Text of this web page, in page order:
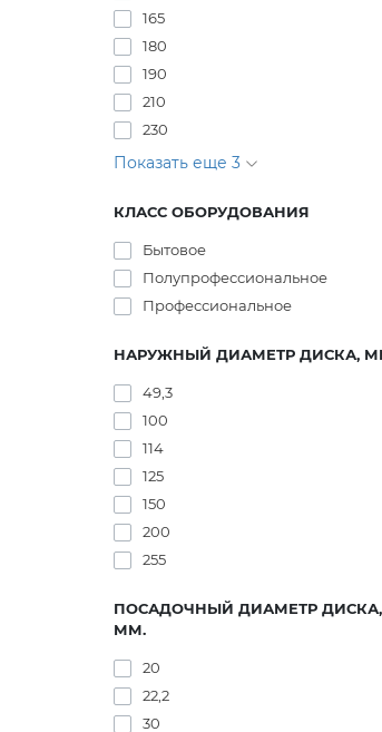
165
180
190
210
230
Показать еще 3
КЛАСС ОБОРУДОВАНИЯ
Бытовое
Полупрофессиональное
Профессиональное
НАРУЖНЫЙ ДИАМЕТР ДИСКА,
49,3
100
114
125
150
200
255
ПОСАДОЧНЫЙ ДИАМЕТР ДИСКА,
ММ.
20
22,2
30